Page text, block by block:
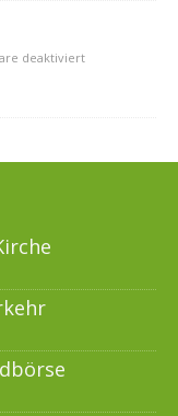
deaktiviert